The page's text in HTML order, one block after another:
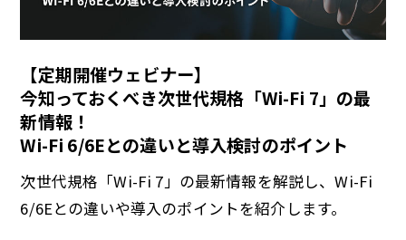
【定期開催ウェビナー】
今知っておくべき次世代規格「Wi-Fi 7」の最
新情報！ ​​
Wi-Fi 6/6Eとの違いと導入検討のポイント
次世代規格「Wi-Fi 7」の最新情報を解説し、Wi-Fi
6/6Eとの違いや導入のポイントを紹介します。